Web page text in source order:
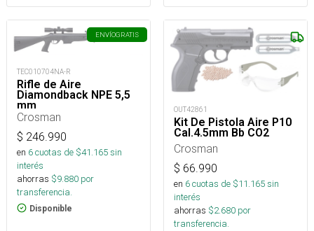
ENVÍOGRATIS
TEC010704NA-R
Rifle de Aire
Diamondback NPE 5,5
mm
Crosman
$ 246.990
en 6cuotas de $41.165sin
interés
ahorras $9.880 por
transferencia.
Disponible
OUT42861
Kit De Pistola Aire P10
Cal.4.5mm Bb CO2
Crosman
$ 66.990
en 6cuotas de $11.165sin
interés
ahorras $2.680 por
transferencia.